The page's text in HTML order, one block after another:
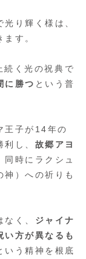
り輝く様は、
す。
く光の祝典 で
に勝つ という普
王子が14年の
し、 故郷アヨ
同時にラクシュ
神）への祈りも
く、 ジャイナ
い方が異なるも
いう精神を根底